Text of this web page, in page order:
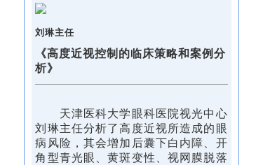
刘琳主任
《高度近视控制的临床策略和案例分
析》
天津医科大学眼科医院视光中心
刘琳主任分析了高度近视所造成的眼
病风险，其会增加后囊下白内障、开
角型青光眼、黄斑变性、视网膜脱落